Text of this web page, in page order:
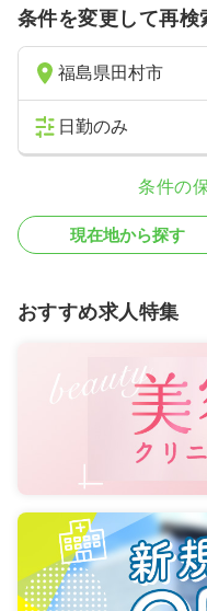
条件を変更して再検
福島県田村市
日勤のみ
条件の
現在地から探す
おすすめ求人特集